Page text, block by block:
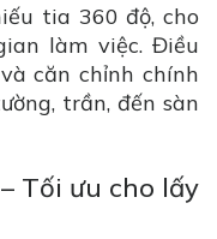
tia 360 độ, cho
làm việc. Điều
căn chỉnh chính
trần, đến sàn
Tối ưu cho lấy